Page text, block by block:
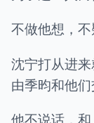
不做他想，不
沈宁打从进
由季昀和他们
他不说话，和